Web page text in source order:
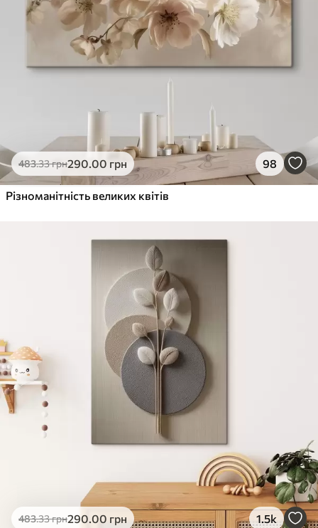
483.33грн290.00 грн 98
Різноманітність великих квітів
483.33грн290.00 грн 1.5k